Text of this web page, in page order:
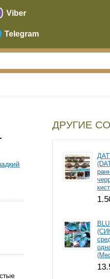
Viber
Telegram
ДРУГИЕ